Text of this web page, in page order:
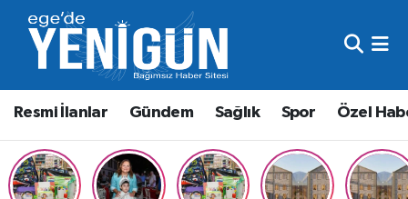
Resmi İlanlar Gündem Sağlık Spor Özel
Resmi İlanlar
Gündem
Sağlık
Beyoğlu Nöbetçi Eczaneler
Beyoğlu Hava Durumu
Beyoğlu Trafik Yoğunluk Haritası